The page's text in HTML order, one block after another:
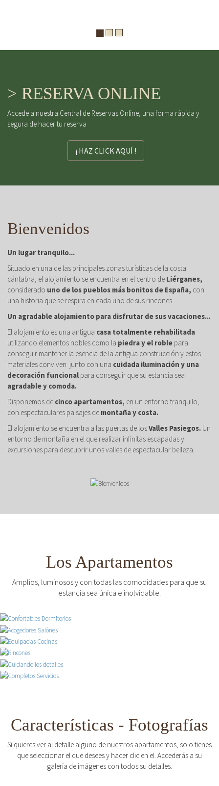
> RESERVA ONLINE
Accede a nuestra Central de Reservas Online, una forma rápida y
segura de hacer tu reserva
¡ HAZ CLICK AQUÍ !
Bienvenidos
Un lugar tranquilo...
Situado en una de las principales zonas turísticas de la costa
cántabra, el alojamiento se encuentra en el centro de Liérganes,
considerado uno de los pueblos más bonitos de España, con
una historia que se respira en cada uno de sus rincones.
Un agradable alojamiento para disfrutar de sus vacaciones...
El alojamiento es una antigua casa totalmente rehabilitada
utilizando elementos nobles como la piedra y el roble para
conseguir mantener la esencia de la antigua construcción y estos
materiales conviven junto con una cuidada iluminación y una
decoración funcional para conseguir que su estancia sea
agradable y comoda.
Disponemos de cinco apartamentos, en un entorno tranquilo,
con espectaculares paisajes de montaña y costa.
El alojamiento se encuentra a las puertas de losValles Pasiegos. Un
entorno de montaña en el que realizar infinitas escapadas y
excursiones para descubrir unos valles de espectacular belleza.
Los Apartamentos
Amplios, luminosos y con todas las comodidades para que su
estancia sea única e inolvidable.
Características - Fotografías
Si quieres ver al detalle alguno de nuestros apartamentos, solo tienes
que seleccionar el que desees y hacer clic en el. Accederás a su
galería de imágenes con todos su detalles.